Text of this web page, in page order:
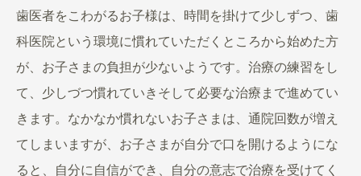
歯医者をこわがるお子様は、時間を掛けて少しずつ、歯
科医院という環境に慣れていただくところから始めた方
が、お子さまの負担が少ないようです。治療の練習をし
て、少しづつ慣れていきそして必要な治療まで進めてい
きます。なかなか慣れないお子さまは、通院回数が増え
てしまいますが、お子さまが自分で口を開けるようにな
ると、自分に自信ができ、自分の意志で治療を受けてく